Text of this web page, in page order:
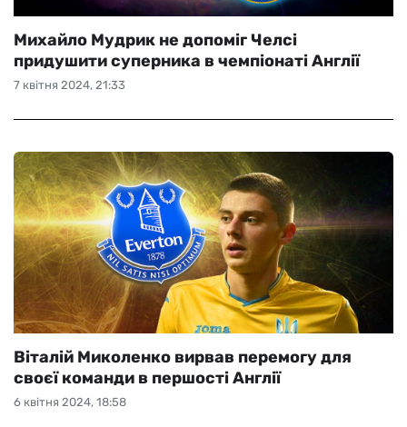
7 квітня 2024, 21:33
Михайло Мудрик не допоміг Челсі
придушити суперника в чемпіонаті Англії
6 квітня 2024, 18:58
Віталій Миколенко вирвав перемогу для
своєї команди в першості Англії